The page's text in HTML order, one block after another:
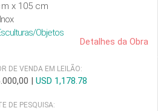
x 105 cm
Objetos
Detalhes da Obra
DE VENDA EM LEILÃO:
|USD 1,178.78
DE PESQUISA: